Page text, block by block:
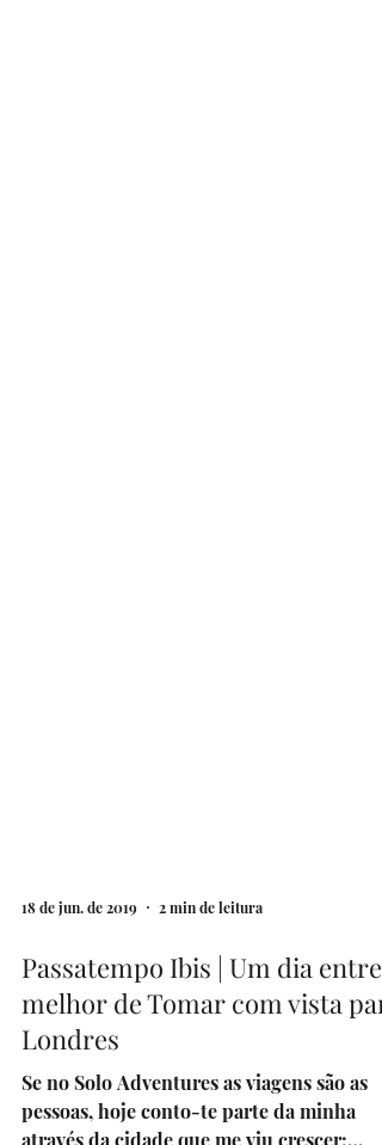
18 de jun. de 2019 2 min de leitura
Passatempo Ibis | Um dia entre
melhor de Tomar com vista
Londres
Se no Solo Adventures as viagens são as